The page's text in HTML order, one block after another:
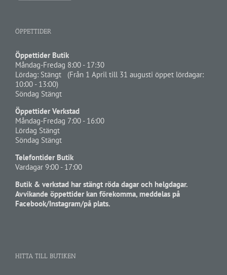
ÖPPETTIDER
Öppettider Butik
Måndag-Fredag 8:00 - 17:30
Lördag: Stängt (Från 1 April till 31 augusti öppet lördagar:
10:00 - 13:00)
Söndag Stängt
Öppettider Verkstad
Måndag-Fredag 7:00 - 16:00
Lördag Stängt
Söndag Stängt
Telefontider Butik
Vardagar 9:00 - 17:00
Butik & verkstad har stängt röda dagar och helgdagar.
Avvikande öppettider kan förekomma, meddelas på
Facebook/Instagram/på plats.
HITTA TILL BUTIKEN